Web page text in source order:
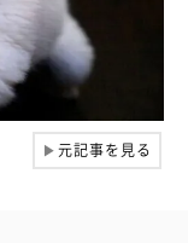
▶元記事を見る